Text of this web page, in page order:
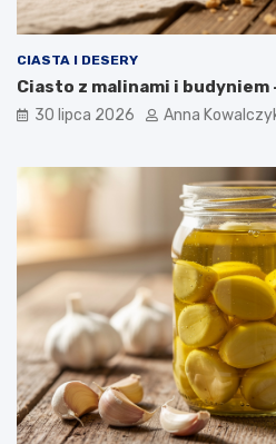
CIASTA I DESERY
Ciasto z malinami i budyniem
30 lipca 2026 Anna